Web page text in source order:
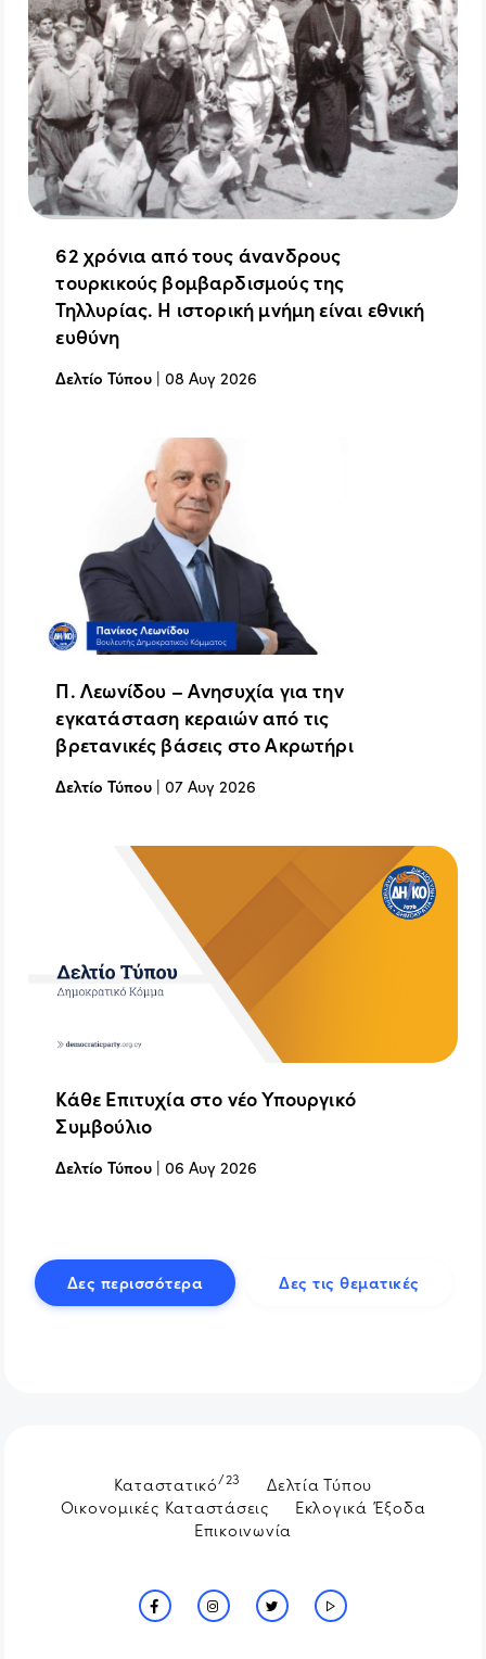
62 χρόνια από τους άνανδρους
τουρκικούς βομβαρδισμούς της
Τηλλυρίας. Η ιστορική μνήμη είναι εθνική
ευθύνη
Δελτίο Τύπου |08 Αυγ 2026
Π. Λεωνίδου – Ανησυχία για την
εγκατάσταση κεραιών από τις
βρετανικές βάσεις στο Ακρωτήρι
Δελτίο Τύπου |07 Αυγ 2026
Κάθε Επιτυχία στο νέο Υπουργικό
Συμβούλιο
Δελτίο Τύπου |06 Αυγ 2026
Δες περισσότερα Δες τις θεματικές
Καταστατικό/23
Δελτία Τύπου
Οικονομικές Καταστάσεις
Εκλογικά Έξοδα
Επικοινωνία